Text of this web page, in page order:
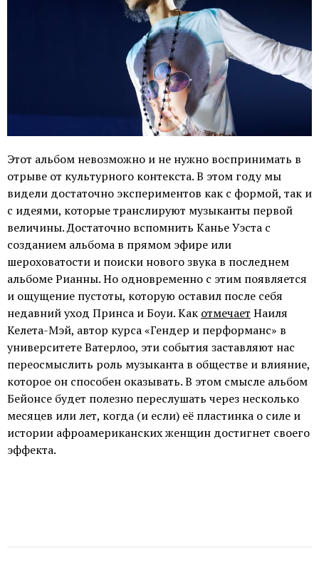
Этот альбом невозможно и не нужно воспринимать в
отрыве от культурного контекста. В этом году мы
видели достаточно экспериментов как с формой, так и
с идеями, которые транслируют музыканты первой
величины. Достаточно вспомнить Канье Уэста с
созданием альбома в прямом эфире или
шероховатости и поиски нового звука в последнем
альбоме Рианны. Но одновременно с этим появляется
и ощущение пустоты, которую оставил после себя
недавний уход Принса и Боуи. Как отмечает Наиля
Келета-Мэй, автор курса «Гендер и перформанс» в
университете Ватерлоо, эти события заставляют нас
переосмыслить роль музыканта в обществе и влияние,
которое он способен оказывать. В этом смысле альбом
Бейонсе будет полезно переслушать через несколько
месяцев или лет, когда (и если) её пластинка о силе и
истории афроамериканских женщин достигнет своего
эффекта.